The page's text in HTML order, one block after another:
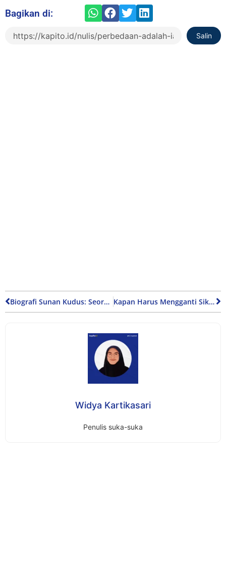
Bagikan di:
Salin
Biografi Sunan Kudus: Seorang Ulama dan Panglima Perang Kapan Harus Mengganti Sikat Gigi untuk Jaga Kebersihan Mulut?
Widya Kartikasari
Penulis suka-suka